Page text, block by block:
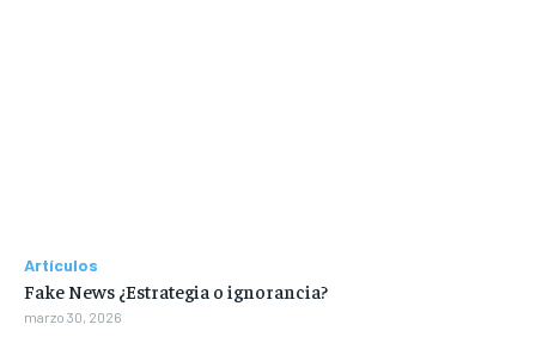
Artículos
Fake News ¿Estrategia o ignorancia?
marzo 30, 2026